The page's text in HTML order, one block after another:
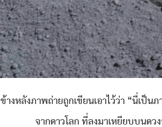
ข้างหลังภาพถ่ายถูกเขียนเอาไว้ว่า “นี่เป็
จากดาวโลก ที่ลงมาเหยียบบนดว